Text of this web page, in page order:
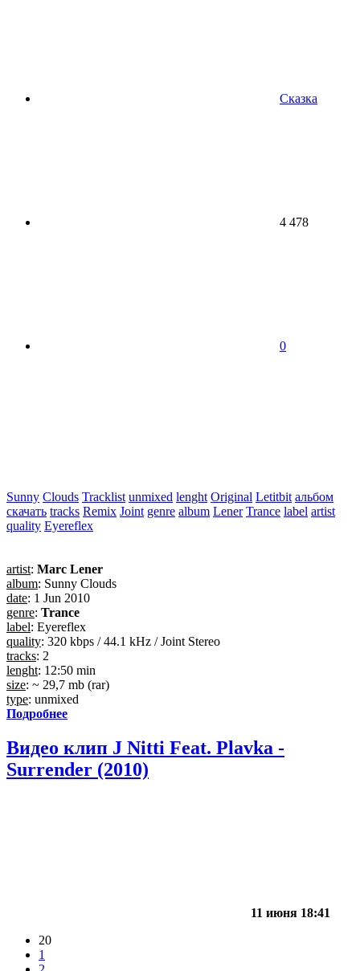
Сказка
4 478
0
Sunny Clouds Tracklist unmixed lenght Original Letitbit альбом
скачать tracks Remix Joint genre album Lener Trance label artist
quality Eyereflex
artist: Marc Lener
album: Sunny Clouds
date: 1 Jun 2010
genre: Trance
label: Eyereflex
quality: 320 kbps / 44.1 kHz / Joint Stereo
tracks: 2
lenght: 12:50 min
size: ~ 29,7 mb (rar)
type: unmixed
Подробнее
Видео клип J Nitti Feat. Plavka -
Surrender (2010)
11 июня 18:41
20
1